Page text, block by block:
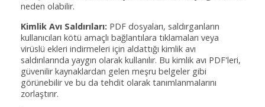
neden olabilir.
Kimlik Avı Saldırıları: PDF dosyaları, saldırganların
kullanıcıları kötü amaçlı bağlantılara tıklamaları veya
virüslü ekleri indirmeleri için aldattığı kimlik avı
saldırılarında yaygın olarak kullanılır. Bu kimlik avı PDF'leri,
güvenilir kaynaklardan gelen meşru belgeler gibi
görünebilir ve bu da tehdit olarak tanımlanmalarını
zorlaştırır.